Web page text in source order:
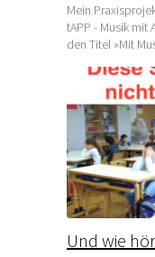
Mein
tAPP - Musik mit
den Titel »Mit
Und wie